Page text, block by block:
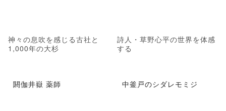
神々の息吹を感じる古社と
1,000年の大杉
詩人・草野心平の世界を体感
する
閼伽井嶽 薬師 中釜戸のシダレモミジ